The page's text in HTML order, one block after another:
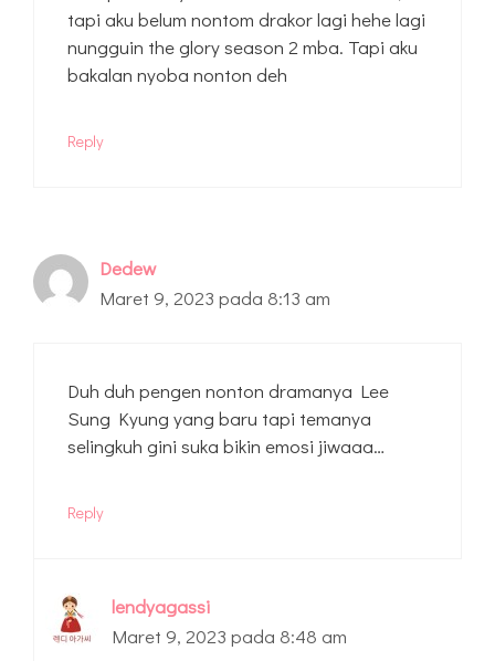
tapi aku belum nontom drakor lagi hehe lagi
nungguin the glory season 2 mba. Tapi aku
bakalan nyoba nonton deh
Reply
Dedew
Maret 9, 2023 pada 8:13 am
Duh duh pengen nonton dramanya Lee
Sung Kyung yang baru tapi temanya
selingkuh gini suka bikin emosi jiwaaa…
Reply
lendyagassi
Maret 9, 2023 pada 8:48 am